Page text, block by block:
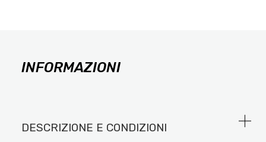
INFORMAZIONI
DESCRIZIONE E CONDIZIONI